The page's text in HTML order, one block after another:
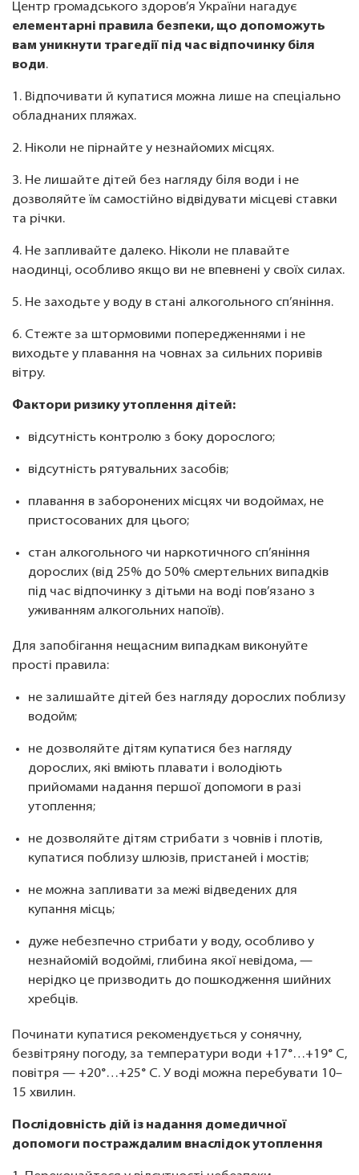
Центр громадського здоров’я України нагадує
елементарні правила безпеки, що допоможуть
вам уникнути трагедії під час відпочинку біля
води.
1. Відпочивати й купатися можна лише на спеціально
обладнаних пляжах.
2. Ніколи не пірнайте у незнайомих місцях.
3. Не лишайте дітей без нагляду біля води і не
дозволяйте їм самостійно відвідувати місцеві ставки
та річки.
4. Не запливайте далеко. Ніколи не плавайте
наодинці, особливо якщо ви не впевнені у своїх силах.
5. Не заходьте у воду в стані алкогольного сп’яніння.
6. Стежте за штормовими попередженнями і не
виходьте у плавання на човнах за сильних поривів
вітру.
Фактори ризику утоплення дітей:
відсутність контролю з боку дорослого;
відсутність рятувальних засобів;
плавання в заборонених місцях чи водоймах, не
пристосованих для цього;
стан алкогольного чи наркотичного сп’яніння
дорослих (від 25% до 50% смертельних випадків
під час відпочинку з дітьми на воді пов’язано з
уживанням алкогольних напоїв).
Для запобігання нещасним випадкам виконуйте
прості правила:
не залишайте дітей без нагляду дорослих поблизу
водойм;
не дозволяйте дітям купатися без нагляду
дорослих, які вміють плавати і володіють
прийомами надання першої допомоги в разі
утоплення;
не дозволяйте дітям стрибати з човнів і плотів,
купатися поблизу шлюзів, пристаней і мостів;
не можна запливати за межі відведених для
купання місць;
дуже небезпечно стрибати у воду, особливо у
незнайомій водоймі, глибина якої невідома, —
нерідко це призводить до пошкодження шийних
хребців.
Починати купатися рекомендується у сонячну,
безвітряну погоду, за температури води +17°…+19° С,
повітря — +20°…+25° С. У воді можна перебувати 10–
15 хвилин.
Послідовність дій із надання домедичної
допомоги постраждалим внаслідок утоплення